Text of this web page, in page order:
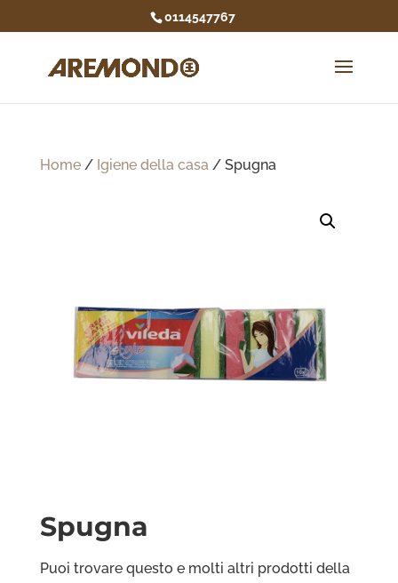
0114547767
Home/ Igiene della casa/ Spugna
Spugna
Puoi trovare questo e molti altri prodotti della